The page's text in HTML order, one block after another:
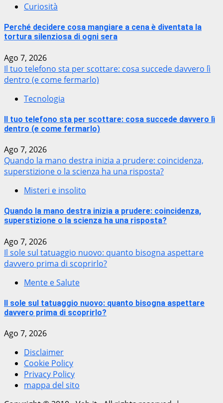
Curiosità
Perché decidere cosa mangiare a cena è diventata la
tortura silenziosa di ogni sera
Ago 7, 2026
Il tuo telefono sta per scottare: cosa succede davvero lì
dentro (e come fermarlo)
Tecnologia
Il tuo telefono sta per scottare: cosa succede davvero lì
dentro (e come fermarlo)
Ago 7, 2026
Quando la mano destra inizia a prudere: coincidenza,
superstizione o la scienza ha una risposta?
Misteri e insolito
Quando la mano destra inizia a prudere: coincidenza,
superstizione o la scienza ha una risposta?
Ago 7, 2026
Il sole sul tatuaggio nuovo: quanto bisogna aspettare
davvero prima di scoprirlo?
Mente e Salute
Il sole sul tatuaggio nuovo: quanto bisogna aspettare
davvero prima di scoprirlo?
Ago 7, 2026
Disclaimer
Cookie Policy
Privacy Policy
mappa del sito